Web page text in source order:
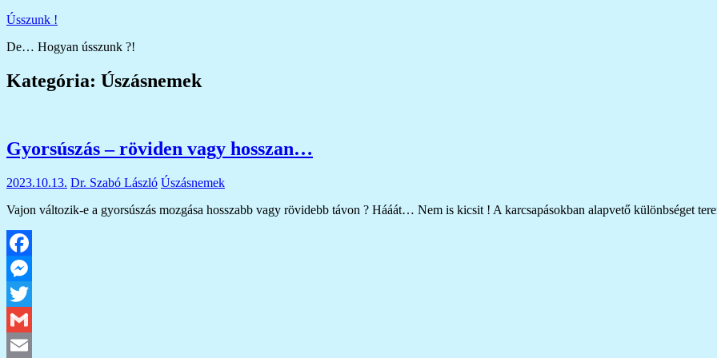
Skip
content
Ússzunk !
De… Hogyan ússzunk ?!
Kategória: Úszásnemek
Gyorsúszás – röviden vagy hosszan…
2023.10.13. Dr. Szabó László Úszásnemek
Vajon változik-e a gyorsúszás mozgása hosszabb vagy rövidebb távon ? Hááát… Nem is kicsit ! A karcsapásokban alapvető különbséget
Facebook
Messenger
Twitter
Gmail